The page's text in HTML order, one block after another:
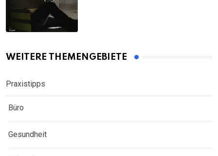
WEITERE THEMENGEBIETE
Praxistipps
Büro
Gesundheit